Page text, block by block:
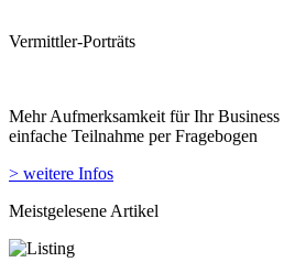
Vermittler-Porträts
Mehr Aufmerksamkeit für Ihr
einfache Teilnahme per Fragebogen
> weitere Infos
Meistgelesene Artikel